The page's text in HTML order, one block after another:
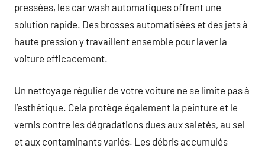
pressées, les car wash automatiques offrent une
solution rapide. Des brosses automatisées et des jets à
haute pression y travaillent ensemble pour laver la
voiture efficacement.
Un nettoyage régulier de votre voiture ne se limite pas à
l’esthétique. Cela protège également la peinture et le
vernis contre les dégradations dues aux saletés, au sel
et aux contaminants variés. Les débris accumulés